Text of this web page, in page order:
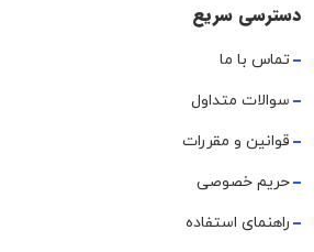
دسترسی سریع
تماس با ما
سوالات متداول
قوانین و مقررات
حریم خصوصی
راهنمای استفاده